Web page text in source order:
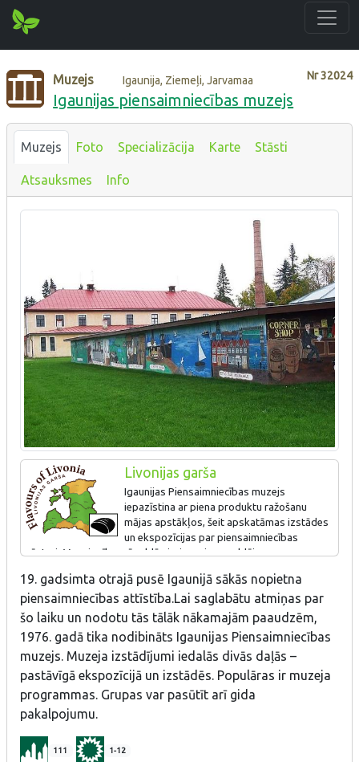
Nr32024
Muzejs Igaunija, Ziemeļi, Jarvamaa
Igaunijas piensaimniecības muzejs
Muzejs Foto Specializācija Karte Stāsti
Atsauksmes Info
Livonijas garša
Igaunijas Piensaimniecības muzejs
iepazīstina ar piena produktu ražošanu
mājas apstākļos, šeit apskatāmas izstādes
un ekspozīcijas par piensaimniecības
vēsturi. Muzejs rīko arī saldā sieriņa, siera, saldējuma un
19. gadsimta otrajā pusē Igaunijā sākās nopietna
piensaimniecības attīstība.Lai saglabātu atmiņas par
šo laiku un nodotu tās tālāk nākamajām paaudzēm,
1976. gadā tika nodibināts Igaunijas Piensaimniecības
muzejs. Muzeja izstādījumi iedalās divās daļās –
pastāvīgā ekspozīcijā un izstādēs. Populāras ir muzeja
programmas. Grupas var pasūtīt arī gida
pakalpojumu.
111 1-12